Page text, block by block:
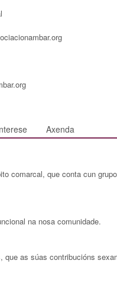
Axenda
comarcal, que conta cun
na nosa comunidade.
as súas contribucións